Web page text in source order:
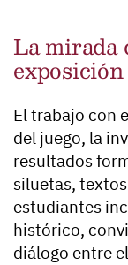
La mirada
exposición
El trabajo con
del juego, la
resultados
siluetas,
estudiantes
histórico,
diálogo entre